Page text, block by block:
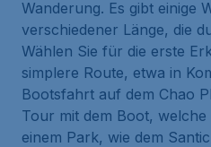
Wanderung. Es gibt einige
verschiedener Länge, die
Wählen Sie für die erste
simplere Route, etwa in
Bootsfahrt auf dem Chao
Tour mit dem Boot, welche
einem Park, wie dem